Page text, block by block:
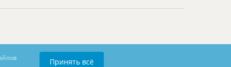
Принять всё